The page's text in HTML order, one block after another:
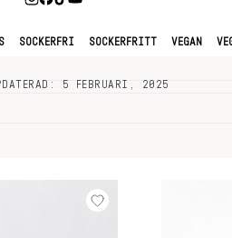
SOCKERFRI SOCKERFRITT VEGAN
5 FEBRUARI, 2025